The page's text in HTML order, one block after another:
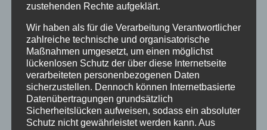
machen wir Ihnen ein Urlaubsangebot!
« Ältere Einträge Nächste Einträge »
Neueste Beiträge
Veranstaltungen im August 2026 in Oberstdorf
zustehenden Rechte aufgeklärt.
Wir haben als für die Verarbeitung Verantwortlicher
zahlreiche technische und organisatorische
Maßnahmen umgesetzt, um einen möglichst
lückenlosen Schutz der über diese Internetseite
verarbeiteten personenbezogenen Daten
sicherzustellen. Dennoch können Internetbasierte
Datenübertragungen grundsätzlich
Sicherheitslücken aufweisen, sodass ein absoluter
Schutz nicht gewährleistet werden kann. Aus